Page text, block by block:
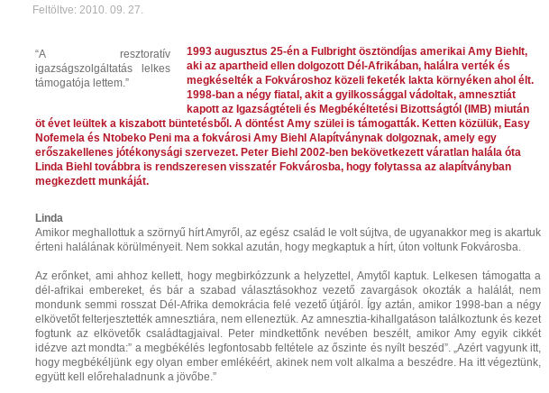
Feltöltve: 2010. 09. 27.
“A resztoratív
igazságszolgáltatás lelkes
támogatója lettem.”
1993 augusztus 25-én a Fulbright ösztöndíjas amerikai Amy Biehlt,
aki az apartheid ellen dolgozott Dél-Afrikában, halálra verték és
megkéselték a Fokvároshoz közeli feketék lakta környéken ahol élt.
1998-ban a négy fiatal, akit a gyilkossággal vádoltak, amnesztiát
kapott az Igazságtételi és Megbékéltetési Bizottságtól (IMB) miután
öt évet leültek a kiszabott büntetésből. A döntést Amy szülei is támogatták. Ketten közülük, Easy
Nofemela és Ntobeko Peni ma a fokvárosi Amy Biehl Alapítványnak dolgoznak, amely egy
erőszakellenes jótékonysági szervezet. Peter Biehl 2002-ben bekövetkezett váratlan halála óta
Linda Biehl továbbra is rendszeresen visszatér Fokvárosba, hogy folytassa az alapítványban
megkezdett munkáját.
Linda
Amikor meghallottuk a szörnyű hírt Amyről, az egész család le volt sújtva, de ugyanakkor meg is akartuk
érteni halálának körülményeit. Nem sokkal azután, hogy megkaptuk a hírt, úton voltunk Fokvárosba.
Az erőnket, ami ahhoz kellett, hogy megbirkózzunk a helyzettel, Amytől kaptuk. Lelkesen támogatta a
dél-afrikai embereket, és bár a szabad választásokhoz vezető zavargások okozták a halálát, nem
mondunk semmi rosszat Dél-Afrika demokrácia felé vezető útjáról. Így aztán, amikor 1998-ban a négy
elkövetőt felterjesztették amnesztiára, nem elleneztük. Az amnesztia-kihallgatáson találkoztunk és kezet
fogtunk az elkövetők családtagjaival. Peter mindkettőnk nevében beszélt, amikor Amy egyik cikkét
idézve azt mondta:” a megbékélés legfontosabb feltétele az őszinte és nyílt beszéd”. „Azért vagyunk itt,
hogy megbékéljünk egy olyan ember emlékéért, akinek nem volt alkalma a beszédre. Ha itt végeztünk,
együtt kell előrehaladnunk a jövőbe.”